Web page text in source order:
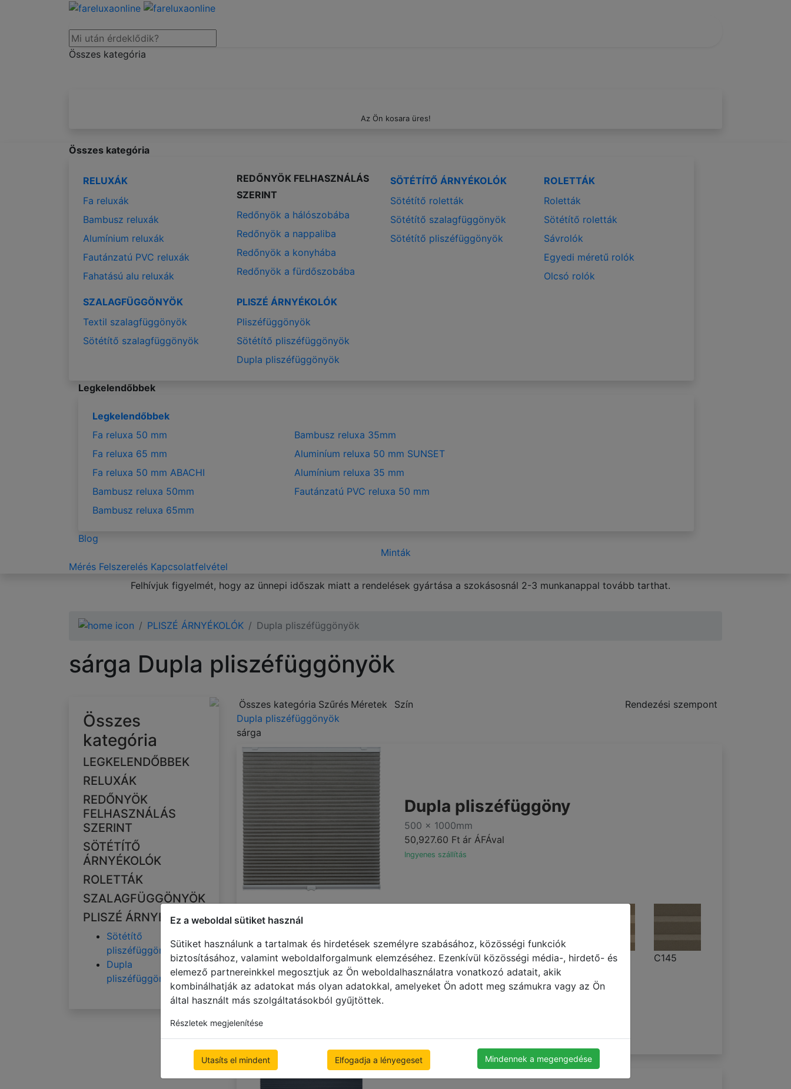
Ez a weboldal sütiket használ
Sütiket használunk a tartalmak és hirdetések személyre szabásához, közösségi funkciók
biztosításához, valamint weboldalforgalmunk elemzéséhez. Ezenkívül közösségi média-, hirdető- és
elemező partnereinkkel megosztjuk az Ön weboldalhasználatra vonatkozó adatait, akik
kombinálhatják az adatokat más olyan adatokkal, amelyeket Ön adott meg számukra vagy az Ön
által használt más szolgáltatásokból gyűjtöttek.
Részletek megjelenítése
Utasíts el mindent Elfogadja a lényegeset Mindennek a megengedése
Összes kategória
Az Ön kosara üres!
Összes kategória
RELUXÁK
Fa reluxák
Bambusz reluxák
Alumínium reluxák
Fautánzatú PVC reluxák
Fahatású alu reluxák
REDŐNYÖK FELHASZNÁLÁS
SZERINT
Redőnyök a hálószobába
Redőnyök a nappaliba
Redőnyök a konyhába
Redőnyök a fürdőszobába
SÖTÉTÍTŐ ÁRNYÉKOLÓK
Sötétítő roletták
Sötétítő szalagfüggönyök
Sötétítő pliszéfüggönyök
ROLETTÁK
Roletták
Sötétítő roletták
Sávrolók
Egyedi méretű rolók
Olcsó rolók
SZALAGFÜGGÖNYÖK
Textil szalagfüggönyök
Sötétítő szalagfüggönyök
PLISZÉ ÁRNYÉKOLÓK
Pliszéfüggönyök
Sötétítő pliszéfüggönyök
Dupla pliszéfüggönyök
Legkelendőbbek
Legkelendőbbek
Fa reluxa 50 mm
Fa reluxa 65 mm
Fa reluxa 50 mm ABACHI
Bambusz reluxa 50mm
Bambusz reluxa 65mm
Bambusz reluxa 35mm
Aluminíum reluxa 50 mm SUNSET
Alumínium reluxa 35 mm
Fautánzatú PVC reluxa 50 mm
Blog
Minták
Mérés Felszerelés Kapcsolatfelvétel
Felhívjuk figyelmét, hogy az ünnepi időszak miatt a rendelések gyártása a szokásosnál 2-3 munkanappal tovább tarthat.
PLISZÉ ÁRNYÉKOLÓK Dupla pliszéfüggönyök
sárga Dupla pliszéfüggönyök
Összes
kategória
LEGKELENDŐBBEK
RELUXÁK
REDŐNYÖK
FELHASZNÁLÁS
SZERINT
SÖTÉTÍTŐ
ÁRNYÉKOLÓK
ROLETTÁK
SZALAGFÜGGÖNYÖK
PLISZÉ ÁRNYÉKOLÓK
Sötétítő
pliszéfüggönyök
Dupla
pliszéfüggönyök
Összes kategória Szűrés Méretek Szín
Rendezési szempont
Dupla pliszéfüggönyök
sárga
Dupla pliszéfüggöny
500 x 1000mm
50,927.60 Ft ár ÁFÁval
Ingyenes szállítás
C101 C143 C105 C162 C175 C125 C145
C136 C146 C147 C149